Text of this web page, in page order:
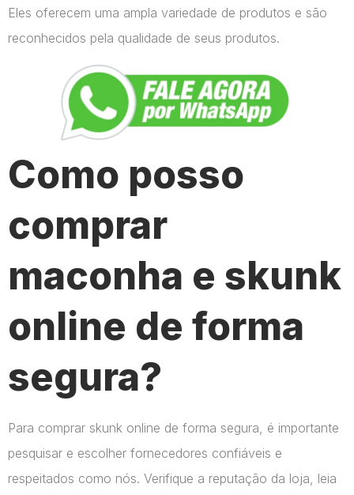
Eles oferecem uma ampla variedade de produtos e são
reconhecidos pela qualidade de seus produtos.
Como posso
comprar
maconha e skunk
online de forma
segura?
Para comprar skunk online de forma segura, é importante
pesquisar e escolher fornecedores confiáveis e
respeitados como nós. Verifique a reputação da loja, leia